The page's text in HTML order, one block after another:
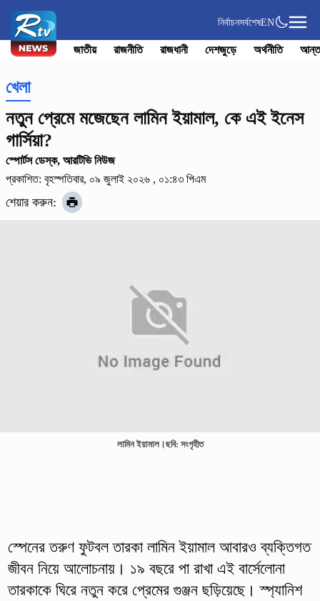
নির্বাচনসর্বশেষEN
জাতীয় রাজনীতি রাজধানী দেশজুড়ে অর্থনীতি
খেলা
নতুন প্রেমে মজেছেন লামিন ইয়ামাল, কে এই ইনেস
গার্সিয়া?
স্পোর্টস ডেস্ক, আরটিভি নিউজ
প্রকাশিত: বৃহস্পতিবার, ০৯ জুলাই ২০২৬ , ০১:৪৩ পিএম
শেয়ার করুন:
লামিন ইয়ামাল।ছবি: সংগৃহীত
স্পেনের তরুণ ফুটবল তারকা লামিন ইয়ামাল আবারও ব্যক্তিগত
জীবন নিয়ে আলোচনায়। ১৯ বছরে পা রাখা এই বার্সেলোনা
তারকাকে ঘিরে নতুন করে প্রেমের গুঞ্জন ছড়িয়েছে। স্প্যানিশ